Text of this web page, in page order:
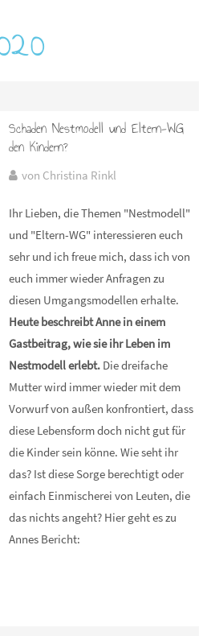
Schaden Nestmodell und Eltern-WG
den Kindern?
von Christina Rinkl
Ihr Lieben, die Themen "Nestmodell"
und "Eltern-WG" interessieren euch
sehr und ich freue mich, dass ich von
euch immer wieder Anfragen zu
diesen Umgangsmodellen erhalte.
Heute beschreibt Anne in einem
Gastbeitrag, wie sie ihr Leben im
Nestmodell erlebt. Die dreifache
Mutter wird immer wieder mit dem
Vorwurf von außen konfrontiert, dass
diese Lebensform doch nicht gut für
die Kinder sein könne. Wie seht ihr
das? Ist diese Sorge berechtigt oder
einfach Einmischerei von Leuten, die
das nichts angeht? Hier geht es zu
Annes Bericht: